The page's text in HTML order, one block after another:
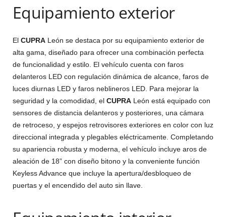
Equipamiento exterior
El CUPRA León se destaca por su equipamiento exterior de
alta gama, diseñado para ofrecer una combinación perfecta
de funcionalidad y estilo. El vehículo cuenta con faros
delanteros LED con regulación dinámica de alcance, faros de
luces diurnas LED y faros neblineros LED. Para mejorar la
seguridad y la comodidad, el CUPRA León está equipado con
sensores de distancia delanteros y posteriores, una cámara
de retroceso, y espejos retrovisores exteriores en color con luz
direccional integrada y plegables eléctricamente. Completando
su apariencia robusta y moderna, el vehículo incluye aros de
aleación de 18” con diseño bitono y la conveniente función
Keyless Advance que incluye la apertura/desbloqueo de
puertas y el encendido del auto sin llave.